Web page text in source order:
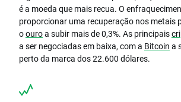
é a moeda que mais recua. O
proporcionar uma recuperação nos metais
oouroa subir mais de 0,3%. As principais
a ser negociadas em baixa, com a Bitcoin a
perto da marca dos 22.600 dólares.